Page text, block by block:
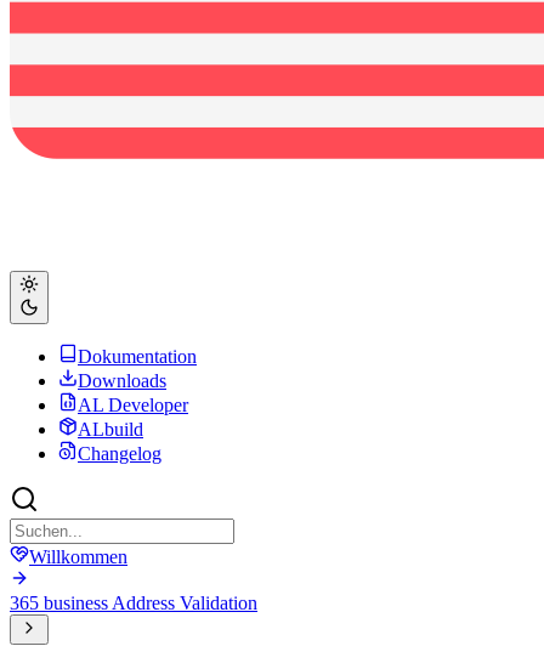
Dokumentation
Downloads
AL Developer
ALbuild
Changelog
Willkommen
365 business Address Validation